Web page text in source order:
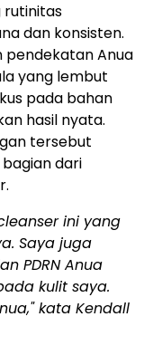
dan konsisten.
pendekatan Anua
yang lembut
pada bahan
hasil nyata.
tersebut
bagian dari
ini yang
Saya juga
PDRN Anua
kulit saya.
kata Kendall